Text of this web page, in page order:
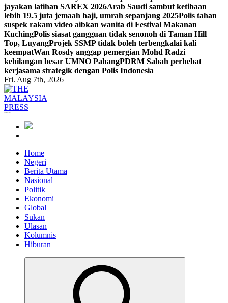
jayakan latihan SAREX 2026Arab Saudi sambut ketibaan
lebih 19.5 juta jemaah haji, umrah sepanjang 2025Polis tahan
suspek rakam video aibkan wanita di Festival Makanan
KuchingPolis siasat gangguan tidak senonoh di Taman Hill
Top, LuyangProjek SSMP tidak boleh terbengkalai kali
keempatWan Rosdy anggap pemergian Mohd Radzi
kehilangan besar UMNO PahangPDRM Sabah perhebat
kerjasama strategik dengan Polis Indonesia
Fri. Aug 7th, 2026
Home
Negeri
Berita Utama
Nasional
Politik
Ekonomi
Global
Sukan
Ulasan
Kolumnis
Hiburan